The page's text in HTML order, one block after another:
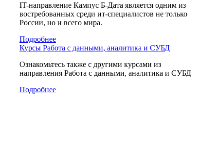
IT-направление Кампус Б-Дата является одним из
востребованных среди ит-специалистов не только
России, но и всего мира.
Подробнее
Курсы Работа с данными, аналитика и СУБД
Ознакомьтесь также с другими курсами из
направления Работа с данными, аналитика и СУБД
Подробнее